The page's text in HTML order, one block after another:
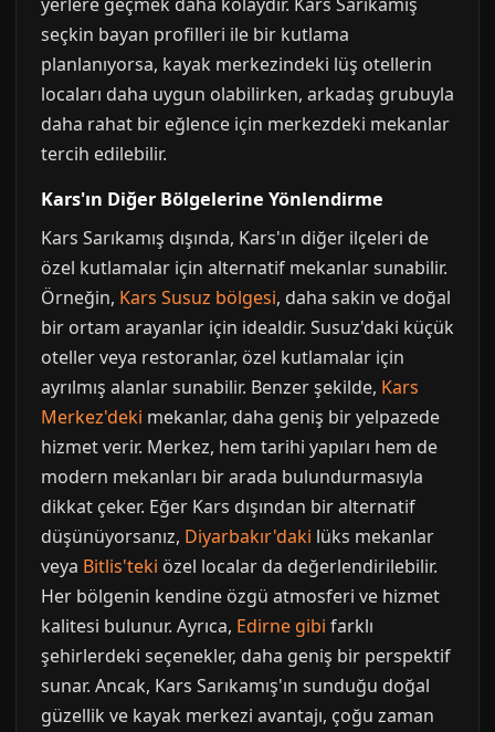
seçkin bayan profilleri ile bir kutlama
planlanıyorsa, kayak merkezindeki lüş otellerin
locaları daha uygun olabilirken, arkadaş grubuyla
daha rahat bir eğlence için merkezdeki mekanlar
tercih edilebilir.
Kars'ın Diğer Bölgelerine Yönlendirme
Kars Sarıkamış dışında, Kars'ın diğer ilçeleri de
özel kutlamalar için alternatif mekanlar sunabilir.
Örneğin, Kars Susuz bölgesi, daha sakin ve doğal
bir ortam arayanlar için idealdir. Susuz'daki küçük
oteller veya restoranlar, özel kutlamalar için
ayrılmış alanlar sunabilir. Benzer şekilde, Kars
Merkez'deki mekanlar, daha geniş bir yelpazede
hizmet verir. Merkez, hem tarihi yapıları hem de
modern mekanları bir arada bulundurmasıyla
dikkat çeker. Eğer Kars dışından bir alternatif
düşünüyorsanız, Diyarbakır'daki lüks mekanlar
veya Bitlis'teki özel localar da değerlendirilebilir.
Her bölgenin kendine özgü atmosferi ve hizmet
kalitesi bulunur. Ayrıca, Edirne gibi farklı
şehirlerdeki seçenekler, daha geniş bir perspektif
sunar. Ancak, Kars Sarıkamış'ın sunduğu doğal
güzellik ve kayak merkezi avantajı, çoğu zaman